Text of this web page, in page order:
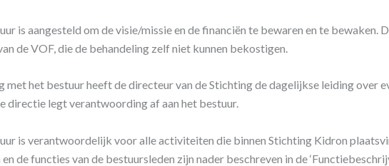
is aangesteld om de visie/missie en de financiën te bewaren en te bewaken.
de VOF, die de behandeling zelf niet kunnen bekostigen.
met het bestuur heeft de directeur van de Stichting de dagelijkse leiding over
directie legt verantwoording af aan het bestuur.
is verantwoordelijk voor alle activiteiten die binnen Stichting Kidron
de functies van de bestuursleden zijn nader beschreven in de